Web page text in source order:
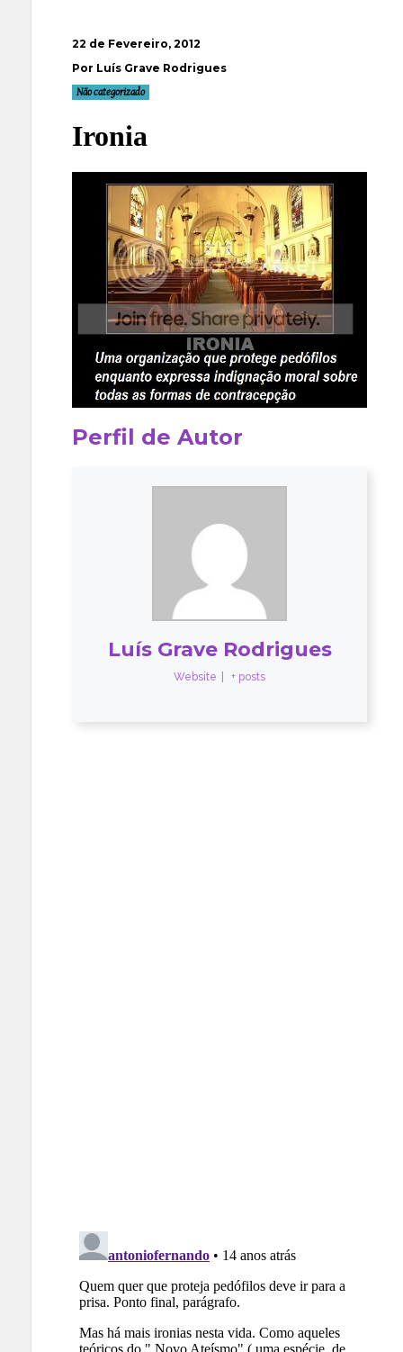
22 de Fevereiro, 2012
Por Luís Grave Rodrigues
Não categorizado
Ironia
Perfil de Autor
Luís Grave Rodrigues
Website + posts